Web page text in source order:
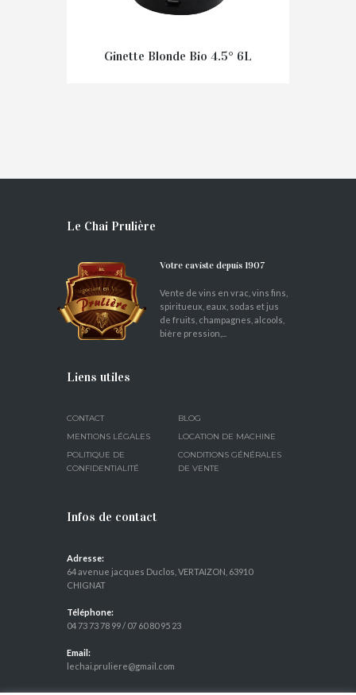
Ginette Blonde Bio 4.5° 6L
Le Chai Prulière
Votre caviste depuis 1907
Vente de vins en vrac, vins fins,
spiritueux, eaux, sodas et jus
de fruits, champagnes, alcools,
bière pression,...
Liens utiles
CONTACT
BLOG
MENTIONS LÉGALES
LOCATION DE MACHINE
POLITIQUE DE
CONFIDENTIALITÉ
CONDITIONS GÉNÉRALES
DE VENTE
Infos de contact
Adresse:
64 avenue jacques Duclos, VERTAIZON, 63910
CHIGNAT
Téléphone:
04 73 73 78 99/ 07 60 80 95 23
Email:
lechai.pruliere@gmail.com